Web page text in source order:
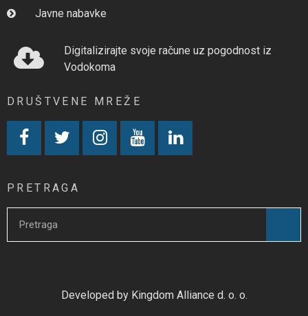
Javne nabavke
Digitalizirajte svoje račune uz pogodnost iz
Vodokoma
DRUŠTVENE MREŽE
PRETRAGA
Developed by Kingdom Alliance d. o. o.